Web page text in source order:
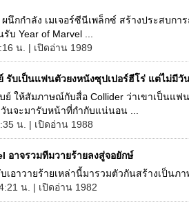
นึกกำลัง เมเจอร์ซีนีเพล็กซ์ สร้างประสบก
บ Year of Marvel ...
น. | เปิดอ่าน 1989
รับเป็นแฟนตัวยงหนังซุปเปอร์ฮีโร่ แต่ไม่มีวั
บย์ ให้สัมภาษณ์กับสื่อ Collider ว่าเขาเป็นแ
นจะมารับหน้าที่กำกับแน่นอน ...
น. | เปิดอ่าน 1988
อาจรวมทีมวายร้ายลงสู่จอยักษ์
เอาวายร้ายเหล่านี้มารวมตัวกันสร้างเป็นภา
น. | เปิดอ่าน 1982